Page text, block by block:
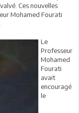
Ces nouvelles
Mohamed Fourati
Le
Professeur
Mohamed
Fourati
avait
encouragé
le